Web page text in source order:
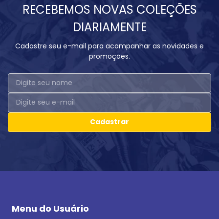
RECEBEMOS NOVAS COLEÇÕES
DIARIAMENTE
Cadastre seu e-mail para acompanhar as novidades e
promoções.
Cadastrar
Menu do Usuário